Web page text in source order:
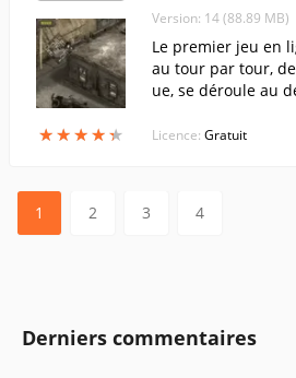
★★★★★
★★★★★
Version: 14 (88.89 MB)
Le premier jeu en
au tour par tour,
ue, se déroule au
e une guerre pour
Licence: Gratuit
1 2 3 4
Derniers commentaires